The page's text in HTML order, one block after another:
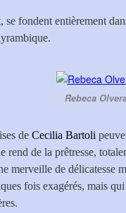
se fondent entièrement
Rebeca
de Cecilia Bartoli
rend de la prêtresse,
merveille de délicatesse
fois exagérés, mais